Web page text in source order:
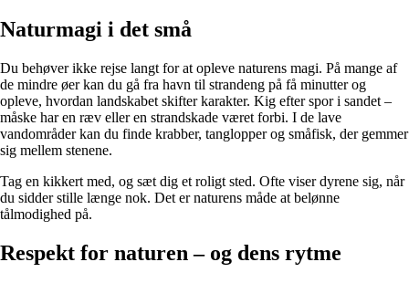
Naturmagi i det små
Du behøver ikke rejse langt for at opleve naturens magi. På mange af
de mindre øer kan du gå fra havn til strandeng på få minutter og
opleve, hvordan landskabet skifter karakter. Kig efter spor i sandet –
måske har en ræv eller en strandskade været forbi. I de lave
vandområder kan du finde krabber, tanglopper og småfisk, der gemmer
sig mellem stenene.
Tag en kikkert med, og sæt dig et roligt sted. Ofte viser dyrene sig, når
du sidder stille længe nok. Det er naturens måde at belønne
tålmodighed på.
Respekt for naturen – og dens rytme